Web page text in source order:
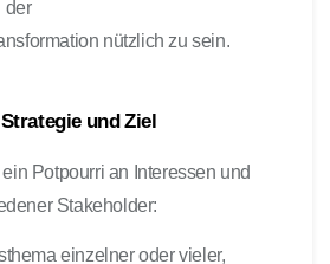
der
nützlich zu sein.
und Ziel
Potpourri an Interessen und
Stakeholder:
einzelner oder vieler,